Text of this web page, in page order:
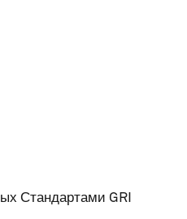
Стандартами GRI